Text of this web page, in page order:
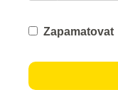
Zapamatovat